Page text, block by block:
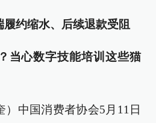
约缩水、后续退款受阻
当心数字技能培训这些猫
）中国消费者协会5月11日